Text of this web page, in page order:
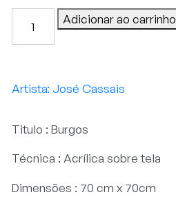
quantidade
Adicionar ao carrinho
José Cassais
Titulo : Burgos
Técnica : Acrílica sobre tela
Dimensões : 70 cm x 70cm